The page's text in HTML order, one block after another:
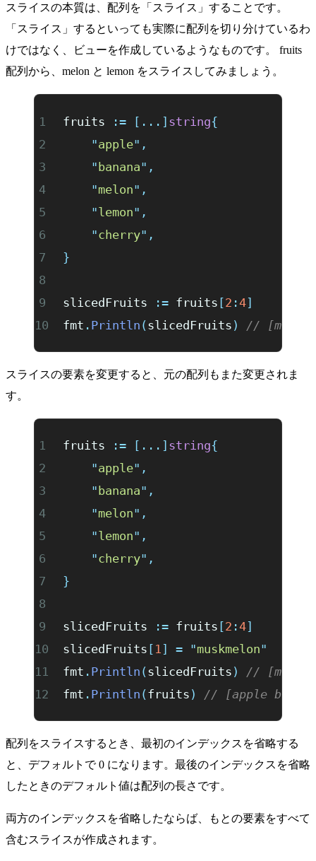
スライスの本質は、配列を「スライス」することです。
「スライス」するといっても実際に配列を切り分けているわ
けではなく、ビューを作成しているようなものです。 fruits
配列から、melon と lemon をスライスしてみましょう。
fruits := [...] string{
	"
apple" ,
	"
banana" ,
	"
melon" ,
	"
lemon" ,
	"
cherry" ,
}
slicedFruits := fruits [2 :4]
fmt . Println (slicedFruits ) // [melon
スライスの要素を変更すると、元の配列もまた変更されま
す。
fruits := [...] string{
	"
apple" ,
	"
banana" ,
	"
melon" ,
	"
lemon" ,
	"
cherry" ,
}
slicedFruits := fruits [2 :4]
slicedFruits [ 1] = "muskmelon"
fmt . Println (slicedFruits )
// [melon
fmt . Println (fruits ) // [apple banana
配列をスライスするとき、最初のインデックスを省略する
と、デフォルトで 0 になります。最後のインデックスを省略
したときのデフォルト値は配列の長さです。
両方のインデックスを省略したならば、もとの要素をすべて
含むスライスが作成されます。